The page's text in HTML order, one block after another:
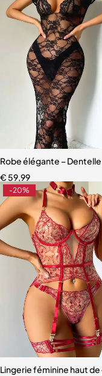
Robe élégante –
€ 59,99
-20%
Lingerie féminine haut